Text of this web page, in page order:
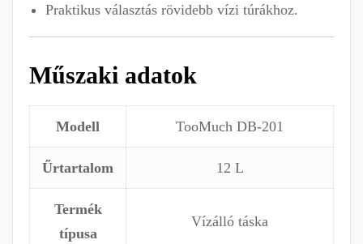
Praktikus választás rövidebb vízi túrákhoz.
Műszaki adatok
Modell TooMuch DB-201
Űrtartalom 12 L
Termék
típusa
Vízálló táska